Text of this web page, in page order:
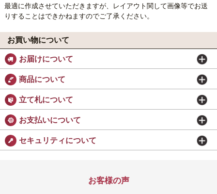
最適に作成させていただきますが、レイアウト関して画像等でお送
りすることはできかねますのでご了承ください。
お買い物について
お届けについて
商品について
立て札について
お支払いについて
セキュリティについて
お客様の声